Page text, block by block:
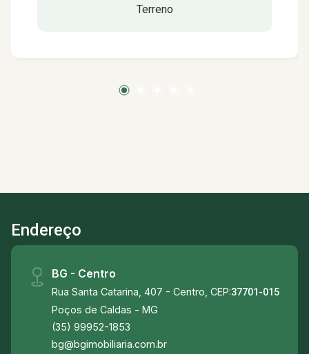
Terreno
Endereço
BG - Centro
Rua Santa Catarina, 407 - Centro, CEP:37701-015
Poços de Caldas - MG
(35) 99952-1853
bg@bgimobiliaria.com.br